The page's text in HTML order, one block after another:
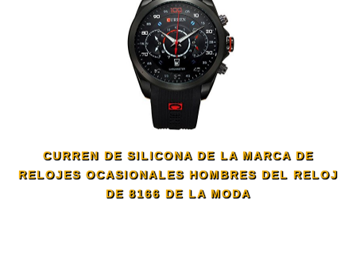
CURREN DE SILICONA DE LA MARCA DE
RELOJES OCASIONALES HOMBRES DEL RELOJ
DE 8166 DE LA MODA